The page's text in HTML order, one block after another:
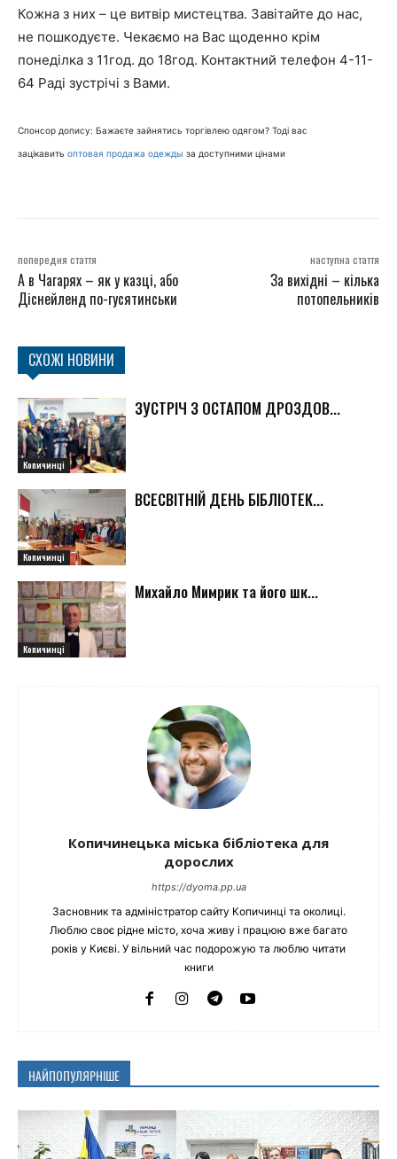
Кожна з них – це витвір мистецтва. Завітайте до нас,
не пошкодуєте. Чекаємо на Вас щоденно крім
понеділка з 11год. до 18год. Контактний телефон 4-11-
64 Раді зустрічі з Вами.
Спонсор допису: Бажаєте зайнятись торгівлею одягом? Тоді вас
зацікавить оптовая продажа одежды за доступними цінами
попередня стаття
А в Чагарях – як у казці, або
Діснейленд по-гусятинськи
наступна стаття
За вихідні – кілька
потопельників
СХОЖІ НОВИНИ
Копичинці
ЗУСТРІЧ З ОСТАПОМ ДРОЗДОВ...
Копичинці
ВСЕСВІТНІЙ ДЕНЬ БІБЛІОТЕК...
Копичинці
Михайло Мимрик та його шк...
Копичинецька міська бібліотека для
дорослих
https://dyoma.pp.ua
Засновник та адміністратор сайту Копичинці та околиці.
Люблю своє рідне місто, хоча живу і працюю вже багато
років у Києві. У вільний час подорожую та люблю читати
книги
НАЙПОПУЛЯРНІШЕ